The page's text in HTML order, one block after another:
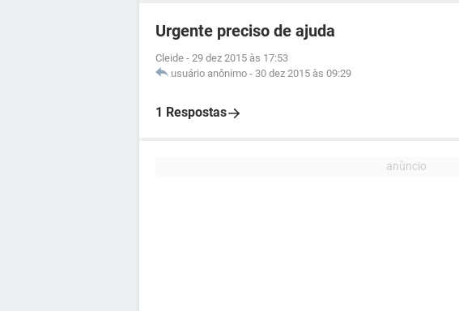
Urgente preciso de ajuda
Cleide - 29 dez 2015 às 17:53
usuário anônimo - 30 dez 2015 às 09:29
1 Respostas